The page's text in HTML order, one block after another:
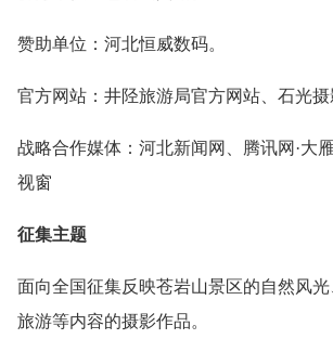
赞助单位：河北恒威数码。
官方网站：井陉旅游局官方网站、石光摄
战略合作媒体：河北新闻网、腾讯网·大
视窗
征集主题
面向全国征集反映苍岩山景区的自然风
旅游等内容的摄影作品。